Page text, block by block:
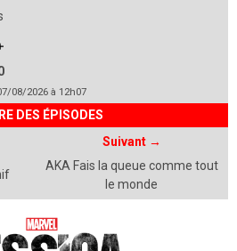
08/2026 à 12h07
DES ÉPISODES
Suivant →
AKA Fais la queue comme tout
le monde